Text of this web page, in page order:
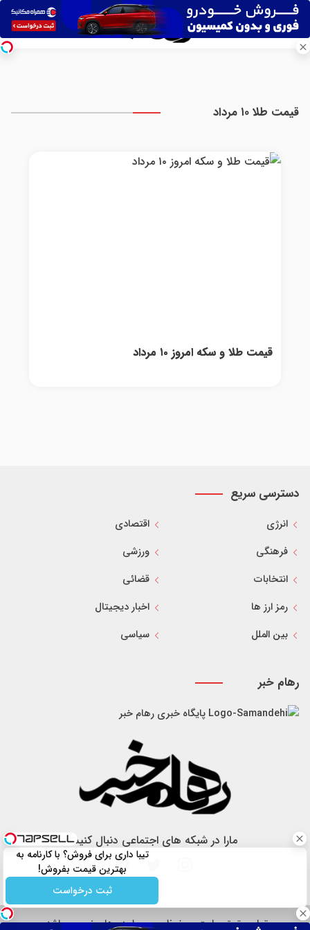
قیمت طلا ۱۰ مرداد
قیمت طلا و سکه امروز ۱۰ مرداد
دسترسی سریع
انرژی
اقتصادی
فرهنگی
ورزشی
انتخابات
قضائی
رمز ارز ها
اخبار دیجیتال
بین الملل
سیاسی
رهام خبر
پایگاه خبری رهام خبر
مارا در شبکه های اجتماعی دنبال کنید
تمام حقوق سایت محفوظ و مربوط به رهام خبر می باشد.
تیبا داری برای فروش؟ با کارنامه به
بهترین قیمت بفروش!
ثبت درخواست